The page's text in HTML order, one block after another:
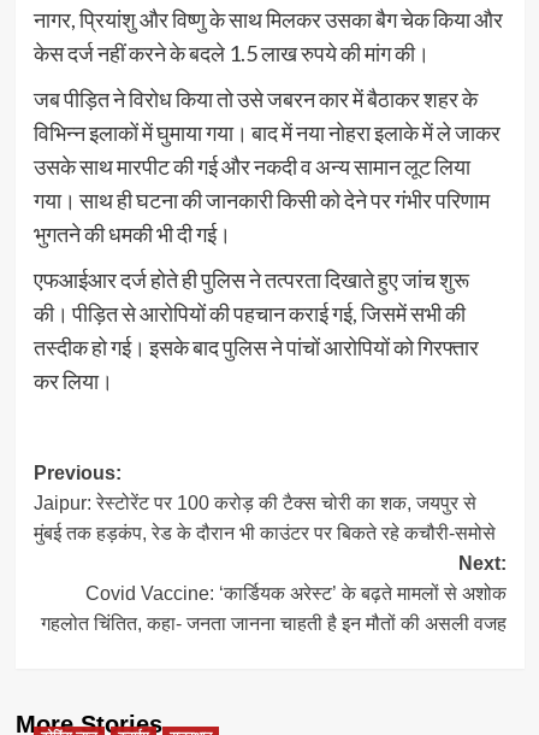
नागर, प्रियांशु और विष्णु के साथ मिलकर उसका बैग चेक किया और
केस दर्ज नहीं करने के बदले 1.5 लाख रुपये की मांग की।
जब पीड़ित ने विरोध किया तो उसे जबरन कार में बैठाकर शहर के
विभिन्न इलाकों में घुमाया गया। बाद में नया नोहरा इलाके में ले जाकर
उसके साथ मारपीट की गई और नकदी व अन्य सामान लूट लिया
गया। साथ ही घटना की जानकारी किसी को देने पर गंभीर परिणाम
भुगतने की धमकी भी दी गई।
एफआईआर दर्ज होते ही पुलिस ने तत्परता दिखाते हुए जांच शुरू
की। पीड़ित से आरोपियों की पहचान कराई गई, जिसमें सभी की
तस्दीक हो गई। इसके बाद पुलिस ने पांचों आरोपियों को गिरफ्तार
कर लिया।
Post
navigation
Previous:
Jaipur: रेस्टोरेंट पर 100 करोड़ की टैक्स चोरी का शक, जयपुर से
मुंबई तक हड़कंप, रेड के दौरान भी काउंटर पर बिकते रहे कचौरी-समोसे
Next:
Covid Vaccine: ‘कार्डियक अरेस्ट’ के बढ़ते मामलों से अशोक
गहलोत चिंतित, कहा- जनता जानना चाहती है इन मौतों की असली वजह
More Stories